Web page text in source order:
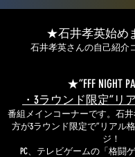
★石井孝英始め
石井孝英さんの自己紹介
★”FFF NIGHT
・3ラウンド限定”リ
番組メインコーナーです。石
方が3ラウンド限定で”リアル
ジ！
PC、テレビゲームの「格闘